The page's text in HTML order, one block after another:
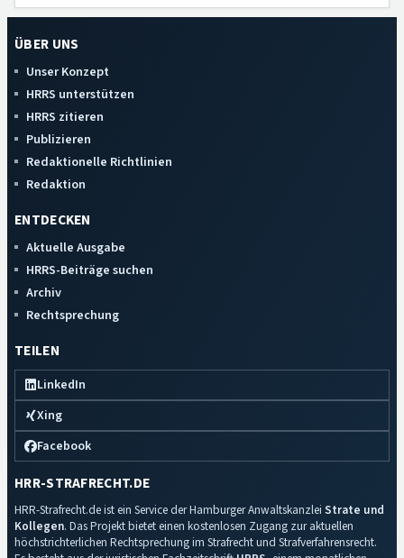
ÜBER UNS
Unser Konzept
HRRS unterstützen
HRRS zitieren
Publizieren
Redaktionelle Richtlinien
Redaktion
ENTDECKEN
Aktuelle Ausgabe
HRRS-Beiträge suchen
Archiv
Rechtsprechung
TEILEN
LinkedIn
Xing
Facebook
HRR-STRAFRECHT.DE
HRR-Strafrecht.de ist ein Service der Hamburger Anwaltskanzlei Strate und
Kollegen. Das Projekt bietet einen kostenlosen Zugang zur aktuellen
höchstrichterlichen Rechtsprechung im Strafrecht und Strafverfahrensrecht.